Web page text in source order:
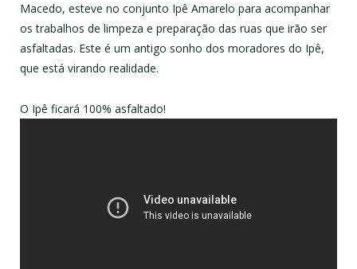
Macedo, esteve no conjunto Ipê Amarelo para acompanhar
os trabalhos de limpeza e preparação das ruas que irão ser
asfaltadas. Este é um antigo sonho dos moradores do Ipê,
que está virando realidade.
O Ipê ficará 100% asfaltado!